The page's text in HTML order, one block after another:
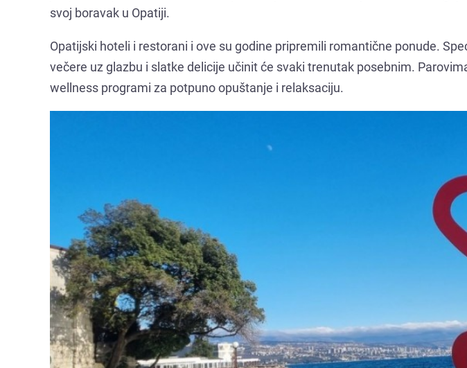
svoj boravak u Opatiji.
Opatijski hoteli i restorani i ove su godine pripremili romantične ponude.
večere uz glazbu i slatke delicije učinit će svaki trenutak posebnim.
wellness programi za potpuno opuštanje i relaksaciju.